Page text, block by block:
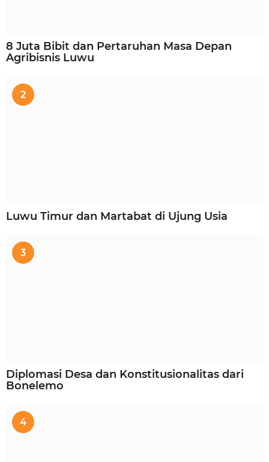
8 Juta Bibit dan Pertaruhan Masa Depan
Agribisnis Luwu
2
Luwu Timur dan Martabat di Ujung Usia
3
Diplomasi Desa dan Konstitusionalitas dari
Bonelemo
4